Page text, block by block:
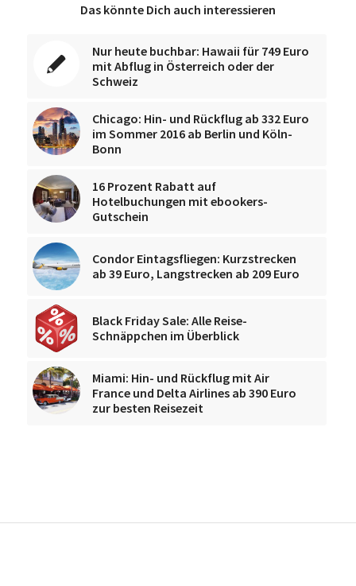
Das könnte Dich auch interessieren
Nur heute buchbar: Hawaii für 749 Euro
mit Abflug in Österreich oder der
Schweiz
Chicago: Hin- und Rückflug ab 332 Euro
im Sommer 2016 ab Berlin und Köln-
Bonn
16 Prozent Rabatt auf
Hotelbuchungen mit ebookers-
Gutschein
Condor Eintagsfliegen: Kurzstrecken
ab 39 Euro, Langstrecken ab 209 Euro
Black Friday Sale: Alle Reise-
Schnäppchen im Überblick
Miami: Hin- und Rückflug mit Air
France und Delta Airlines ab 390 Euro
zur besten Reisezeit